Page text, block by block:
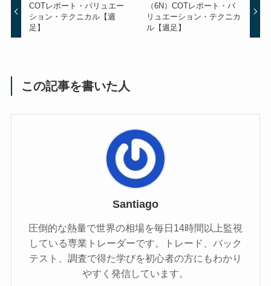
COTレポート・バリュエー
ション・テクニカル【週
足】
（6N）COTレポート・バ
リュエーション・テクニカ
ル【週足】
この記事を書いた人
Santiago
圧倒的な熱量で世界の相場を毎日14時間以上監視
している専業トレーダーです。トレード、バック
テスト、調査で得た学びを初心者の方にもわかり
やすく発信しています。